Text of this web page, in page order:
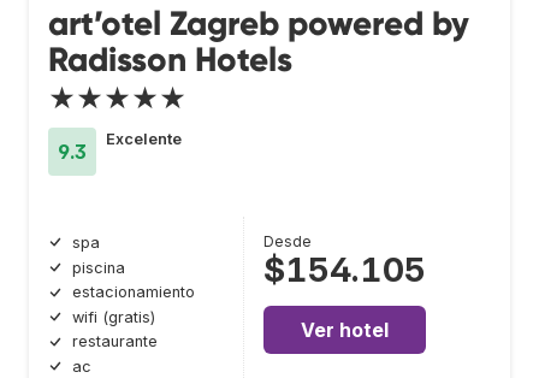
art’otel Zagreb powered by
Radisson Hotels
★★★★★
9.3
Excelente
spa
piscina
estacionamiento
wifi (gratis)
restaurante
ac
Desde
$154.105
Ver hotel